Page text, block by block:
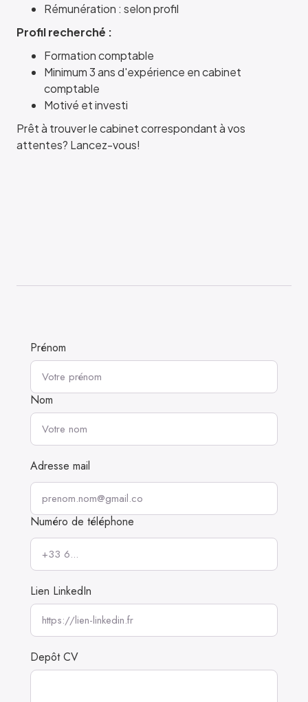
Rémunération : selon profil
Profil recherché :
Formation comptable
Minimum 3 ans d'expérience en cabinet
comptable
Motivé et investi
Prêt à trouver le cabinet correspondant à vos
attentes? Lancez-vous!
Prénom
Nom
Adresse mail
Numéro de téléphone
Lien LinkedIn
Depôt CV